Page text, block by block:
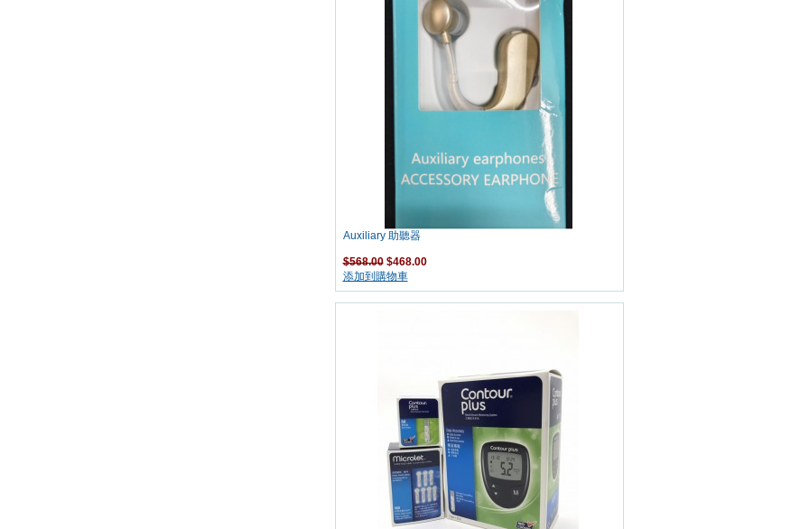
Auxiliary 助聽器
$568.00$468.00
添加到購物車